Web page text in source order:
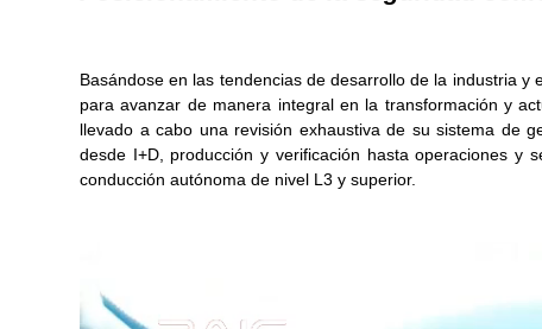
Basándose en las tendencias de desarrollo de la industria
para avanzar de manera integral en la transformación y
llevado a cabo una revisión exhaustiva de su sistema de
desde I+D, producción y verificación hasta operaciones y
conducción autónoma de nivel L3 y superior.